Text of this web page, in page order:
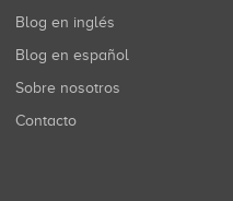
Blog en inglés
Blog en español
Sobre nosotros
Contacto